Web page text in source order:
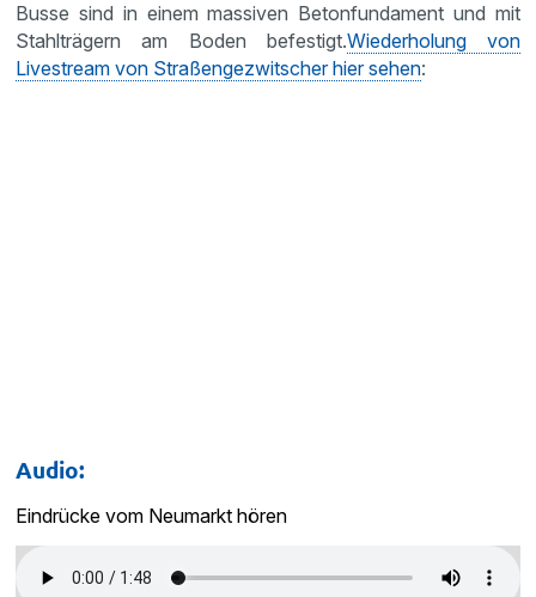
Busse sind in einem massiven Betonfundament und mit
Stahlträgern am Boden befestigt.Wiederholung von
Livestream von Straßengezwitscher hier sehen:
Audio:
Eindrücke vom Neumarkt hören